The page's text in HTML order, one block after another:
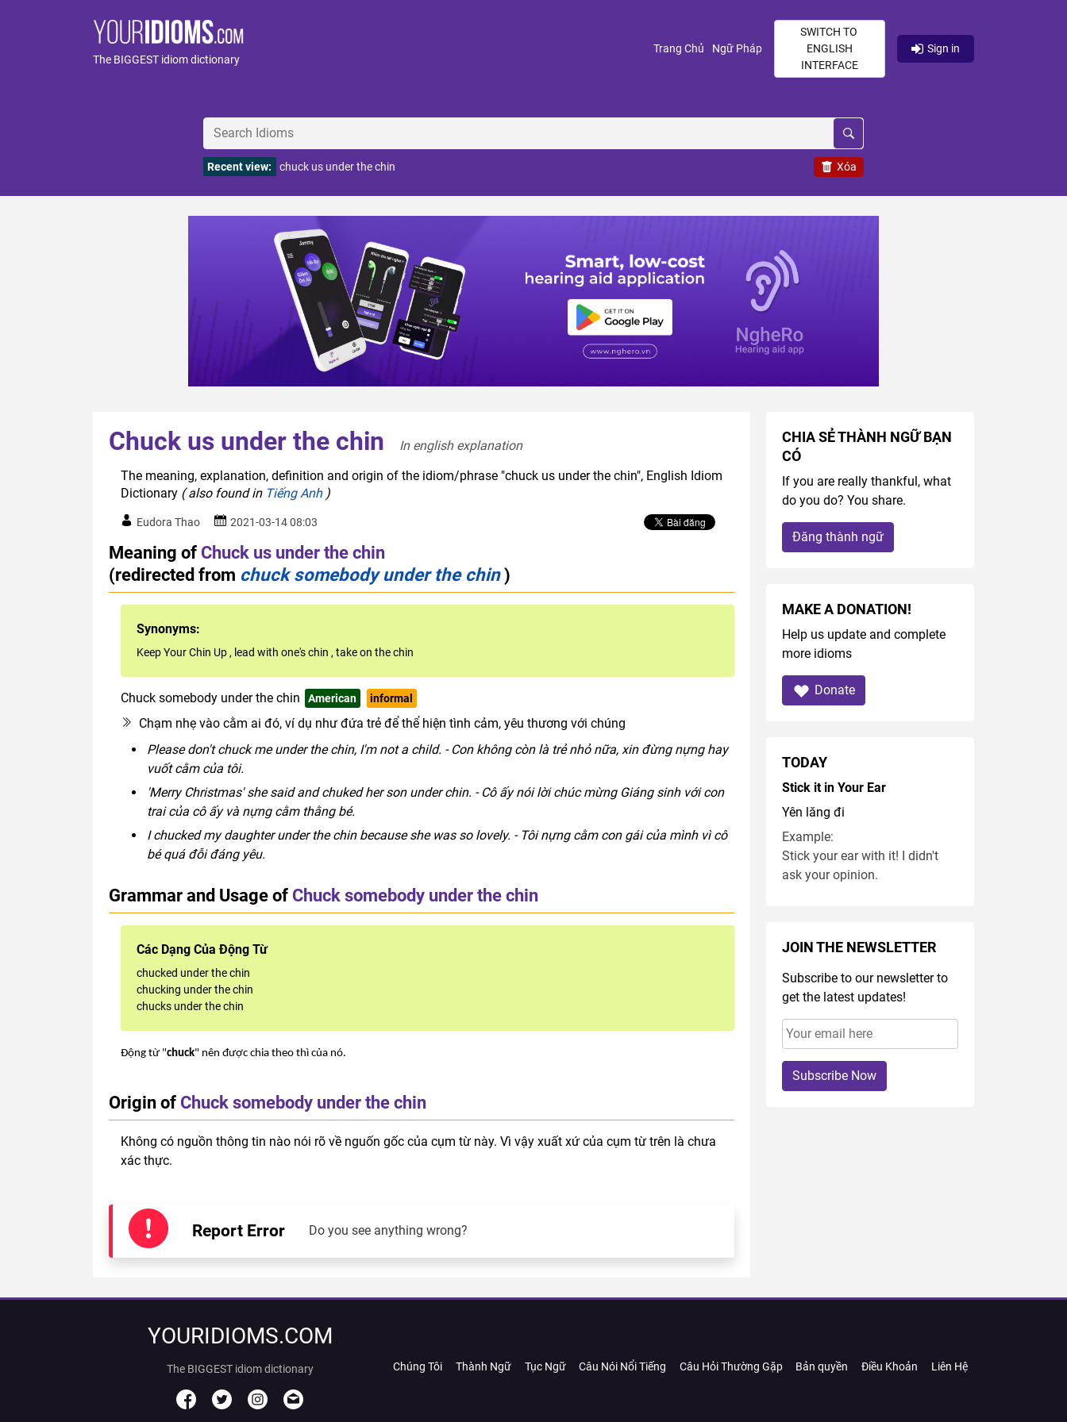
The BIGGEST idiom dictionary
Trang Chủ (current)
Ngữ Pháp(current)
SWITCH TO
ENGLISH
INTERFACE
Sign in
Xóa
Recent view: chuck us under the chin
Chuck us under the chin
In english explanation
The meaning, explanation, definition and origin of the idiom/phrase "chuck us under the chin", English Idiom
Dictionary ( also found in Tiếng Anh)
Eudora Thao 2021-03-14 08:03
Meaning of Chuck us under the chin
(redirected from chuck somebody under the chin)
Synonyms:
Keep Your Chin Up , lead with one's chin , take on the chin
Chuck somebody under the chin American informal
Chạm nhẹ vào cằm ai đó, ví dụ như đứa trẻ để thể hiện tình cảm, yêu thương với chúng
Please don't chuck me under the chin, I'm not a child. - Con không còn là trẻ nhỏ nữa, xin đừng nựng hay
vuốt cằm của tôi.
'Merry Christmas' she said and chuked her son under chin. - Cô ấy nói lời chúc mừng Giáng sinh với con
trai của cô ấy và nựng cằm thằng bé.
I chucked my daughter under the chin because she was so lovely. - Tôi nựng cằm con gái của mình vì cô
bé quá đỗi đáng yêu.
Grammar and Usage of Chuck somebody under the chin
Các Dạng Của Động Từ
chucked under the chin
chucking under the chin
chucks under the chin
Động từ "chuck" nên được chia theo thì của nó.
Origin of Chuck somebody under the chin
Không có nguồn thông tin nào nói rõ về nguốn gốc của cụm từ này. Vì vậy xuất xứ của cụm từ trên là chưa
xác thực.
Report Error Do you see anything wrong?
CHIA SẺ THÀNH NGỮ BẠN
CÓ
If you are really thankful, what
do you do? You share.
Đăng thành ngữ
MAKE A DONATION!
Help us update and complete
more idioms
Donate
TODAY
Stick it in Your Ear
Yên lăng đi
Example:
Stick your ear with it! I didn't
ask your opinion.
JOIN THE NEWSLETTER
Subscribe to our newsletter to
get the latest updates!
Subscribe Now
YOURIDIOMS.COM
The BIGGEST idiom dictionary Chúng Tôi Thành Ngữ Tục Ngữ Câu Nói Nổi Tiếng Câu Hỏi Thường Gặp Bản quyền Điều Khoản Liên Hệ